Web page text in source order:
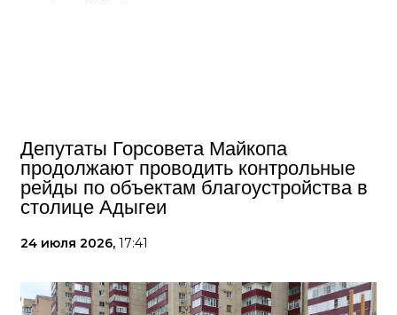
Депутаты Горсовета Майкопа
продолжают проводить контрольные
рейды по объектам благоустройства в
столице Адыгеи
24 июля 2026, 17:41